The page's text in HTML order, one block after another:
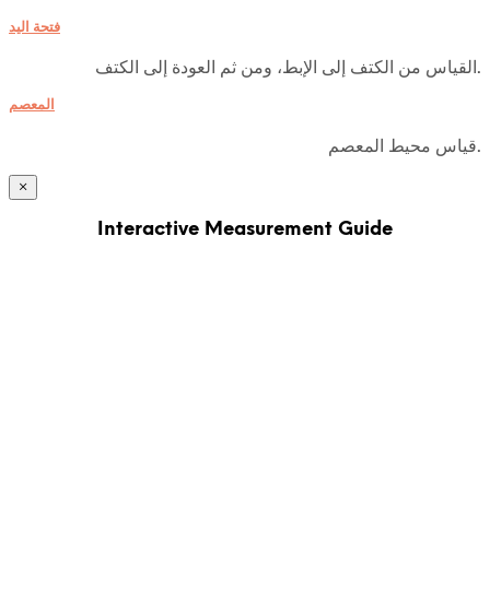
فتحة اليد
القياس من الكتف إلى الإبط، ومن ثم العودة إلى الكتف.
المعصم
×
Interactive Measurement Guide